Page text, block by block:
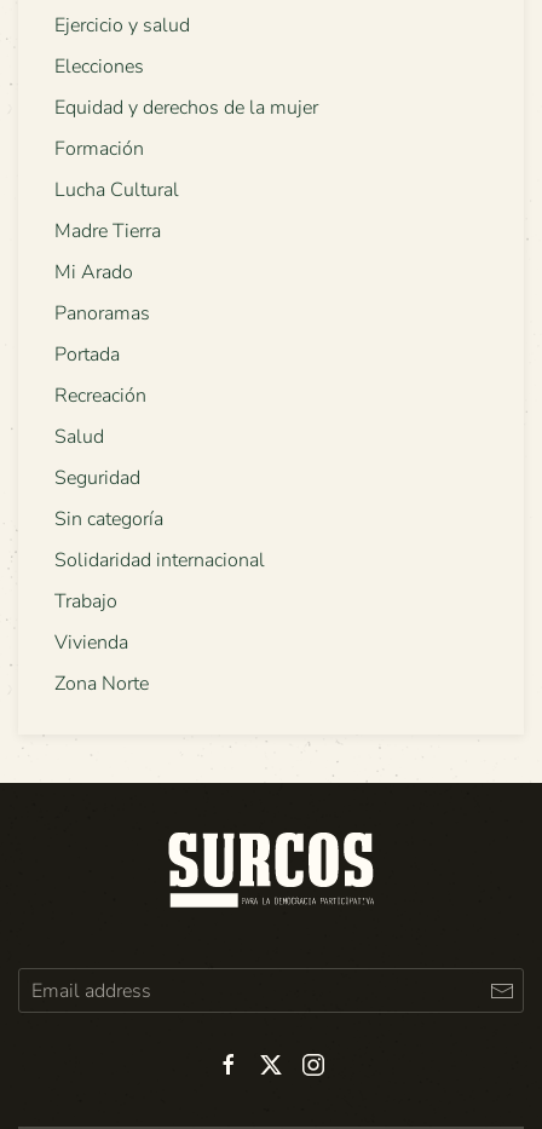
Ejercicio y salud
Elecciones
Equidad y derechos de la mujer
Formación
Lucha Cultural
Madre Tierra
Mi Arado
Panoramas
Portada
Recreación
Salud
Seguridad
Sin categoría
Solidaridad internacional
Trabajo
Vivienda
Zona Norte